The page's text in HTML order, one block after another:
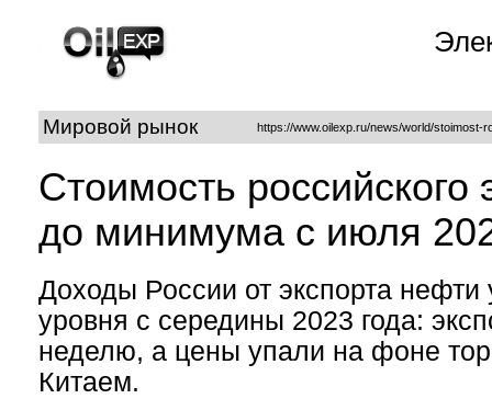
Мировой рынок https://www.oilexp.ru/news/world/stoimost-
Стоимость российского
до минимума с июля
Доходы России от экспорта нефти
уровня с середины 2023 года:
неделю, а цены упали на фоне
Китаем.